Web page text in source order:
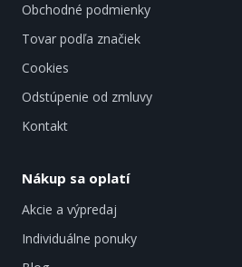
Obchodné podmienky
Tovar podľa značiek
Cookies
Odstúpenie od zmluvy
Kontakt
Nákup sa oplatí
Akcie a výpredaj
Individuálne ponuky